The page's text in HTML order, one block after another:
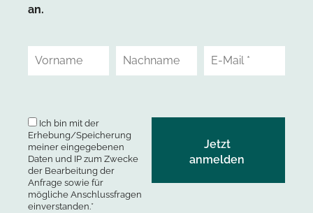
an.
Ich bin mit der
Erhebung/Speicherung
meiner eingegebenen
Daten und IP zum Zwecke
der Bearbeitung der
Anfrage sowie für
mögliche Anschlussfragen
einverstanden.*